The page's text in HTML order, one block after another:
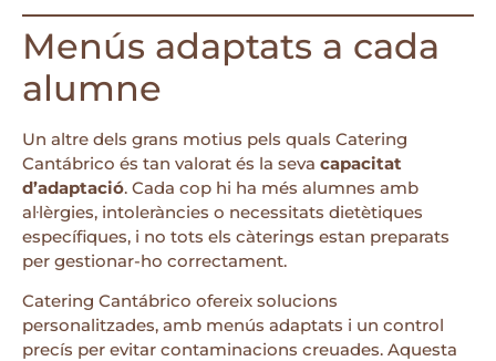
Menús adaptats a cada
alumne
Un altre dels grans motius pels quals Catering
Cantábrico és tan valorat és la seva capacitat
d’adaptació. Cada cop hi ha més alumnes amb
al·lèrgies, intoleràncies o necessitats dietètiques
específiques, i no tots els càterings estan preparats
per gestionar-ho correctament.
Catering Cantábrico ofereix solucions
personalitzades, amb menús adaptats i un control
precís per evitar contaminacions creuades. Aquesta